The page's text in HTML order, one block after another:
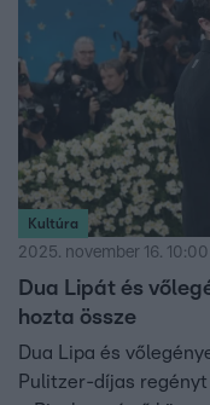
Kultúra
2025. november 16. 10:00
Dua Lipát és
hozta össze
Dua Lipa és
Pulitzer-díjas